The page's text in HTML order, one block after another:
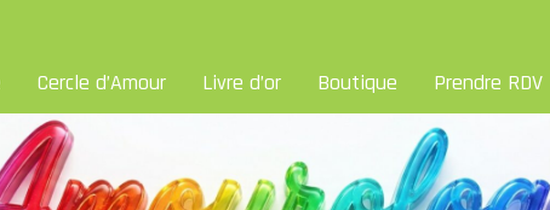
Cercle d’Amour Livre d’or Boutique Prendre RDV